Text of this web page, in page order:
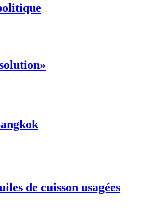
de cuisson usagées